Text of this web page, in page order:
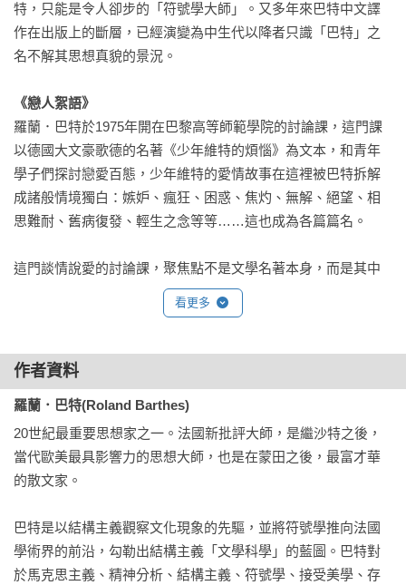
特，只能是令人卻步的「符號學大師」。又多年來巴特中文譯
作在出版上的斷層，已經演變為中生代以降者只識「巴特」之
名不解其思想真貌的景況。
《戀人絮語》
羅蘭．巴特於1975年開在巴黎高等師範學院的討論課，這門課
以德國大文豪歌德的名著《少年維特的煩惱》為文本，和青年
學子們探討戀愛百態，少年維特的愛情故事在這裡被巴特拆解
成諸般情境獨白：嫉妒、瘋狂、困惑、焦灼、無解、絕望、相
思難耐、舊病復發、輕生之念等等……這也成為各篇篇名。
這門談情說愛的討論課，聚焦點不是文學名著本身，而是其中
戀人的傾吐方式和絮語的載體。兩年後，巴特融鑄了自己的情
感軌跡和心路歷程，發展成為一種新的文體，1977年付之成書
出，成為一代思想家羅蘭．巴特流傳最廣、最為人所悉的著
作。
這是一部論述愛情的經典，更是跨時代的哲學巨著。這是一部
無法用傳統體裁定性的奇書。巴特在書中嘗試了一種「發散
性」行文，揉和思辨與直接演示為一體，顯示一種「散點透
思辨的反光鏡折射下建構出撲朔迷離的排列組合，以對應的文
體形式揭示出戀人絮語只不過是諸般感受，幾段思絮，剪不
斷，理還亂。而以往關於愛情、戀語的條分縷析、洋洋灑灑的
看更多
作者資料
羅蘭．巴特(Roland Barthes)
20世紀最重要思想家之一。法國新批評大師，是繼沙特之後，
當代歐美最具影響力的思想大師，也是在蒙田之後，最富才華
的散文家。
巴特是以結構主義觀察文化現象的先驅，並將符號學推向法國
學術界的前沿，勾勒出結構主義「文學科學」的藍圖。巴特對
於馬克思主義、精神分析、結構主義、符號學、接受美學、存